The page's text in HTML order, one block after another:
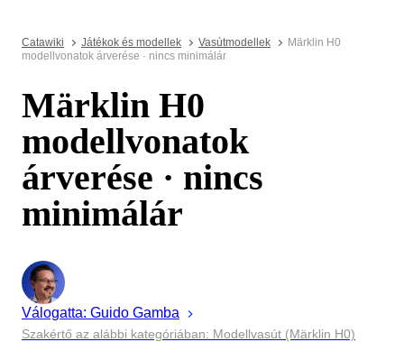
Catawiki Játékok és modellek Vasútmodellek
Märklin H0
modellvonatok árverése · nincs minimálár
Märklin H0
modellvonatok
árverése · nincs
minimálár
Válogatta: Guido Gamba
Szakértő az alábbi kategóriában: Modellvasút (Märklin H0)